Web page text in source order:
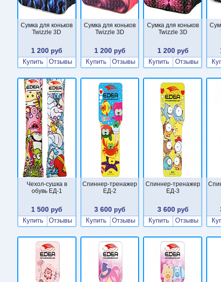
Сумка для коньков
Twizzle 3D
1 200 руб
Купить
Отзывы
Сумка для коньков
Twizzle 3D
1 200 руб
Купить
Отзывы
Сумка для коньков
Twizzle 3D
1 200руб
Купить
Отзывы
Чехол-сушка в
обувь ЕД-1
1 500 руб
Купить
Отзывы
Cпиннер-тренажер
ЕД-2
3 600 руб
Купить
Отзывы
Cпиннер-тренажер
ЕД-3
3 600руб
Купить
Отзывы